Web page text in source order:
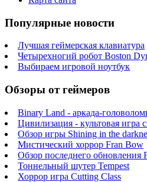
Популярные новости
Лучшая геймерская клавиатура
Четырехногий робот Boston
Выбираем игровой ноутбук
Обзоры от геймеров
Binary Land - аркада-
Цивилизация - культовая игра
Обзор игры Shining in the
Мистический хоррор Fran Bow
Обзор последнего обновления
Тоннельный шутер Tempest
Хоррор игра Cutting Class